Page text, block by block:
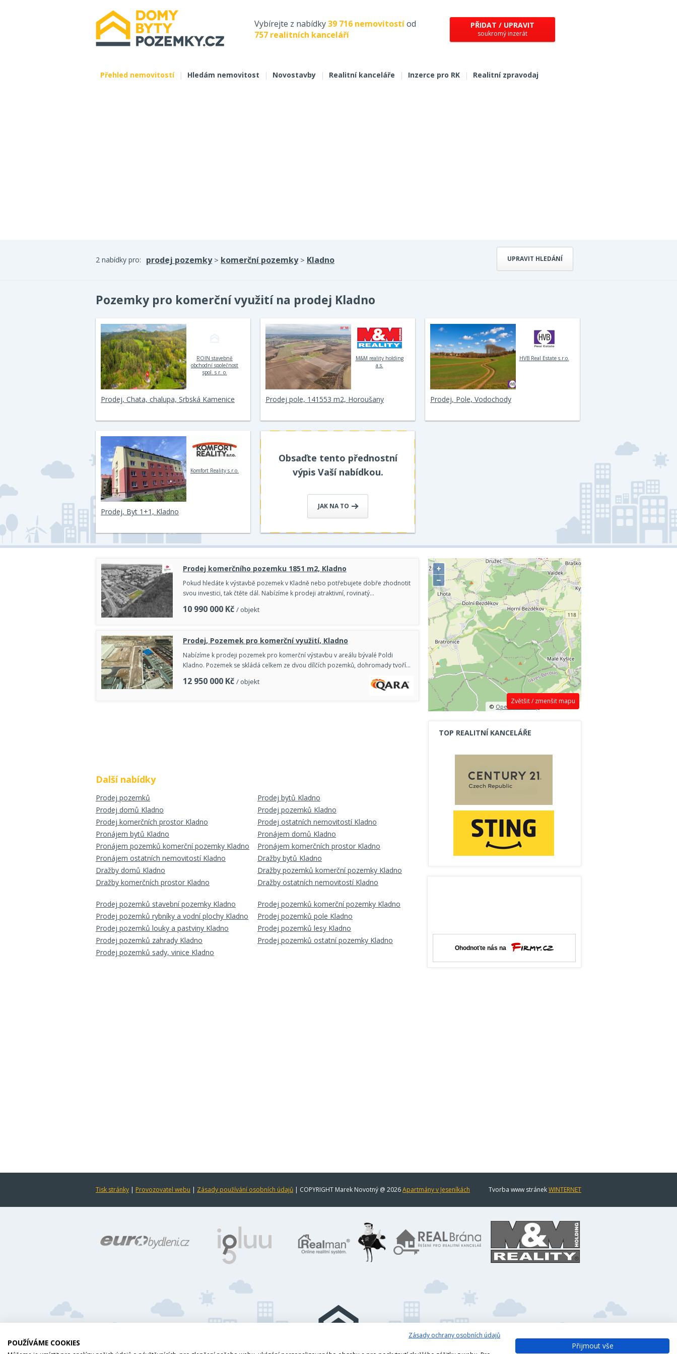
Vybírejte z nabídky39 716 nemovitostíod
757 realitních kanceláří
PŘIDAT / UPRAVIT
soukromý inzerát
Přehled nemovitostí | Hledám nemovitost | Novostavby | Realitní kanceláře | Inzerce pro RK | Realitní zpravodaj
UPRAVIT HLEDÁNÍ
2 nabídky pro: prodej pozemky> komerční pozemky> Kladno
Pozemky pro komerční využití na prodej Kladno
ROIN stavebně
obchodní společnost
spol. s r. o.
Prodej, Chata, chalupa, Srbská Kamenice
M&M reality holding
a.s.
Prodej pole, 141553 m2, Horoušany
HVB Real Estate s.r.o.
Prodej, Pole, Vodochody
Komfort Reality s.r.o.
Prodej, Byt 1+1, Kladno
Obsaďte tento přednostní
výpis Vaší nabídkou.
JAK NA TO
Prodej komerčního pozemku 1851 m2, Kladno
Pokud hledáte k výstavbě pozemek v Kladně nebo potřebujete dobře zhodnotit
svou investici, tak čtěte dál. Nabízíme k prodeji atraktivní, rovinatý…
10 990 000 Kč / objekt
Prodej, Pozemek pro komerční využití, Kladno
Nabízíme k prodeji pozemek pro komerční výstavbu v areálu bývalé Poldi
Kladno. Pozemek se skládá celkem ze dvou dílčích pozemků, dohromady tvoří…
12 950 000 Kč / objekt
Další nabídky
Prodej pozemků
Prodej bytů Kladno
Prodej domů Kladno
Prodej pozemků Kladno
Prodej komerčních prostor Kladno
Prodej ostatních nemovitostí Kladno
Pronájem bytů Kladno
Pronájem domů Kladno
Pronájem pozemků komerční pozemky Kladno
Pronájem komerčních prostor Kladno
Pronájem ostatních nemovitostí Kladno
Dražby bytů Kladno
Dražby domů Kladno
Dražby pozemků komerční pozemky Kladno
Dražby komerčních prostor Kladno
Dražby ostatních nemovitostí Kladno
Prodej pozemků stavební pozemky Kladno
Prodej pozemků komerční pozemky Kladno
Prodej pozemků rybníky a vodní plochy Kladno
Prodej pozemků pole Kladno
Prodej pozemků louky a pastviny Kladno
Prodej pozemků lesy Kladno
Prodej pozemků zahrady Kladno
Prodej pozemků ostatní pozemky Kladno
Prodej pozemků sady, vinice Kladno
Zvětšit / zmenšit mapu
+
−
© OpenStreetMap contributors.
TOP REALITNÍ KANCELÁŘE
Tisk stránky | Provozovatel webu | Zásady používání osobních údajů | COPYRIGHT Marek Novotný @ 2026Apartmány v Jeseníkách Tvorba www stránekWINTERNET
Zásady ochrany osobních údajů
POUŽÍVÁME COOKIES Přijmout vše